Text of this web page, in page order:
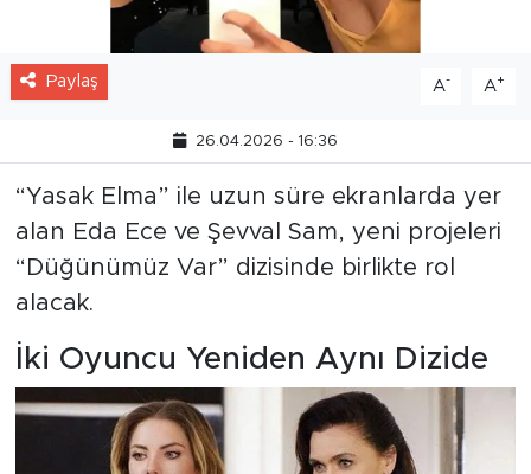
Paylaş A- A+
26.04.2026 - 16:36
“Yasak Elma” ile uzun süre ekranlarda yer
alan Eda Ece ve Şevval Sam, yeni projeleri
“Düğünümüz Var” dizisinde birlikte rol
alacak.
İki Oyuncu Yeniden Aynı Dizide